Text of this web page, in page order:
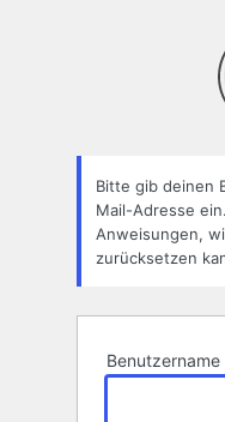
Bitte gib deinen
Mail-Adresse
Anweisungen,
zurücksetzen